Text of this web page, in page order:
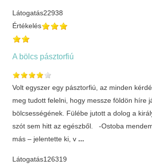
Látogatás22938
Értékelés
A bölcs pásztorfiú
Volt egyszer egy pásztorfiú, az minden
meg tudott felelni, hogy messze földön híre
bölcsességének. Fülébe jutott a dolog a
szót sem hitt az egészből. -Ostoba
más – jelentette ki, v ...
Látogatás126319